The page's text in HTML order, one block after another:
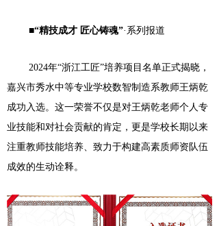
■“精技成才 匠心铸魂”·系列报道
2024年“浙江工匠”培养项目名单正式揭晓，
嘉兴市秀水中等专业学校数智制造系教师王炳乾
成功入选。这一荣誉不仅是对王炳乾老师个人专
业技能和对社会贡献的肯定，更是学校长期以来
注重教师技能培养、致力于构建高素质师资队伍
成效的生动诠释。